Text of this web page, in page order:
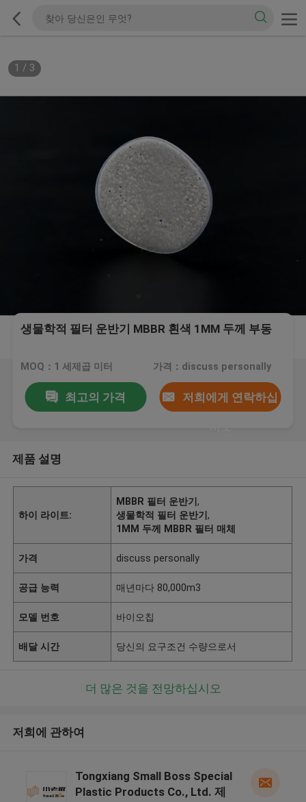
1 / 3
생물학적 필터 운반기 MBBR 흰색 1MM 두께 부동
MOQ：1 세제곱 미터 가격：discuss personally
최고의 가격 저희에게 연락하십
제품 설명
하이 라이트:
MBBR 필터 운반기,
생물학적 필터 운반기,
1MM 두께 MBBR 필터 매체
가격 discuss personally
공급 능력 매년마다 80,000m3
모델 번호 바이오칩
배달 시간 당신의 요구조건 수량으로서
더 많은 것을 전망하십시오
저희에 관하여
Tongxiang Small Boss Special
Plastic Products Co., Ltd. 제